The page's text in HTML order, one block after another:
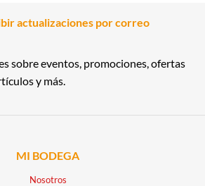
actualizaciones por correo
sobre eventos, promociones, ofertas
y más.
MI BODEGA
Nosotros